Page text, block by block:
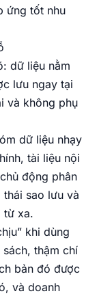
ứng tốt nhu
dữ liệu nằm
lưu ngay tại
và không phụ
dữ liệu nhạy
tài liệu nội
động phân
sao lưu và
từ xa.
khi dùng
thậm chí
bản đó được
và doanh